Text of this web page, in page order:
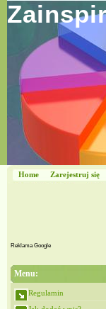
Home Zarejestruj się
Reklama Google
Menu:
Regulamin